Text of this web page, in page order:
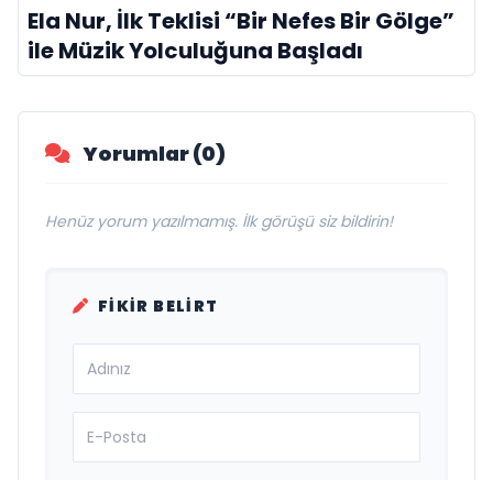
Ela Nur, İlk Teklisi “Bir Nefes Bir Gölge”
ile Müzik Yolculuğuna Başladı
Yorumlar (0)
Henüz yorum yazılmamış. İlk görüşü siz bildirin!
FIKIR BELIRT